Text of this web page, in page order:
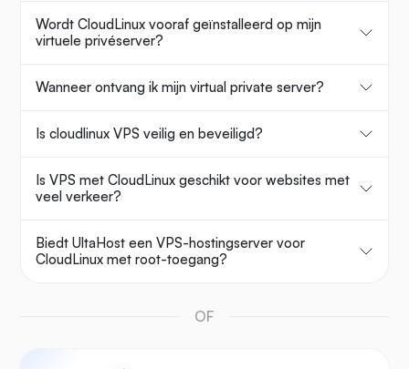
Wordt CloudLinux vooraf geïnstalleerd op mijn
virtuele privéserver?
Wanneer ontvang ik mijn virtual private server?
Is cloudlinux VPS veilig en beveiligd?
Is VPS met CloudLinux geschikt voor websites met
veel verkeer?
Biedt UltaHost een VPS-hostingserver voor
CloudLinux met root-toegang?
OF